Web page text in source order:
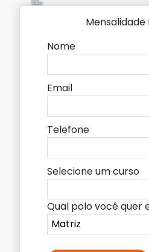
Nome
Email
Telefone
Selecione um curso
Qual polo você quer